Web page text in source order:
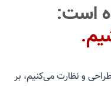
است:
و نظارت می‌کنیم، بر